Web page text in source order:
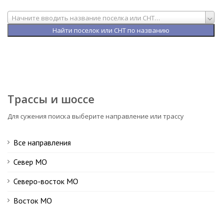
Начните вводить название поселка или СНТ…
Трассы и шоссе
Для сужения поиска выберите направление или трассу
Все направления
Север МО
Северо-восток МО
Восток МО